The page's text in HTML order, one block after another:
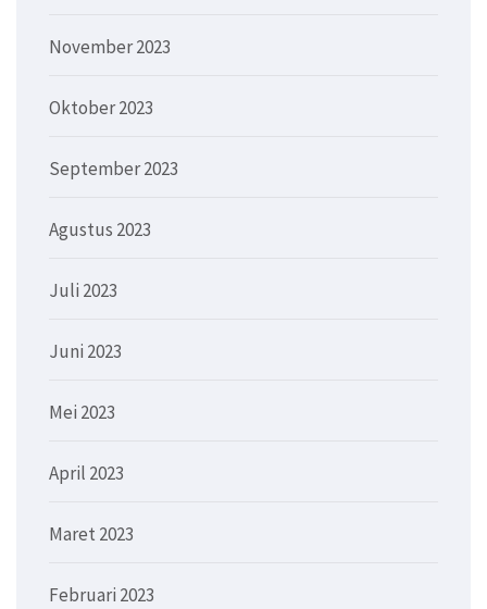
November 2023
Oktober 2023
September 2023
Agustus 2023
Juli 2023
Juni 2023
Mei 2023
April 2023
Maret 2023
Februari 2023